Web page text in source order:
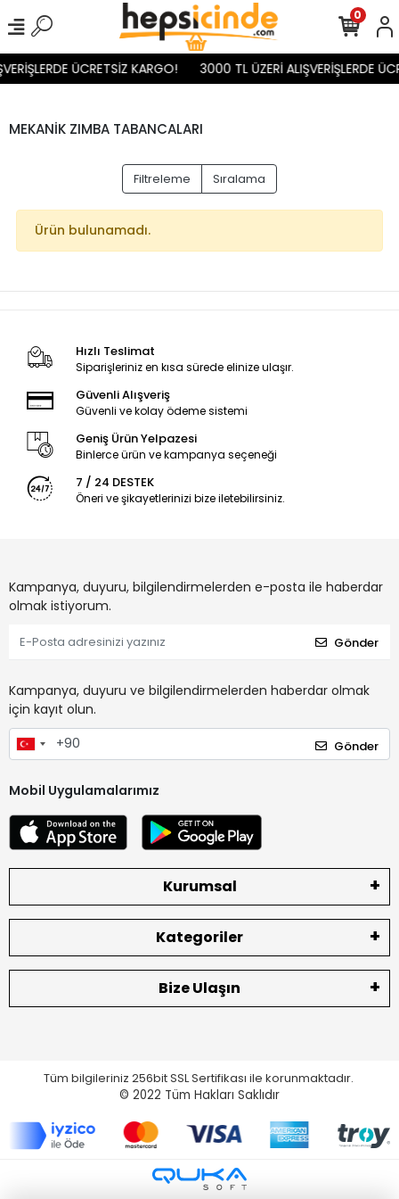
ÜCRETSİZ KARGO! 3000 TL ÜZERİ ALIŞVERİŞLERDE
0
MEKANİK ZIMBA TABANCALARI
Filtreleme Sıralama
Ürün bulunamadı.
Hızlı Teslimat
Siparişleriniz en kısa sürede elinize ulaşır.
Güvenli Alışveriş
Güvenli ve kolay ödeme sistemi
Geniş Ürün Yelpazesi
Binlerce ürün ve kampanya seçeneği
7 / 24 DESTEK
Öneri ve şikayetlerinizi bize iletebilirsiniz.
Kampanya, duyuru, bilgilendirmelerden e-posta ile haberdar
olmak istiyorum.
Gönder
Kampanya, duyuru ve bilgilendirmelerden haberdar olmak
için kayıt olun.
Gönder
Mobil Uygulamalarımız
Kurumsal
Kategoriler
Bize Ulaşın
Tüm bilgileriniz 256bit SSL Sertifikası ile korunmaktadır.
© 2022 Tüm Hakları Saklıdır